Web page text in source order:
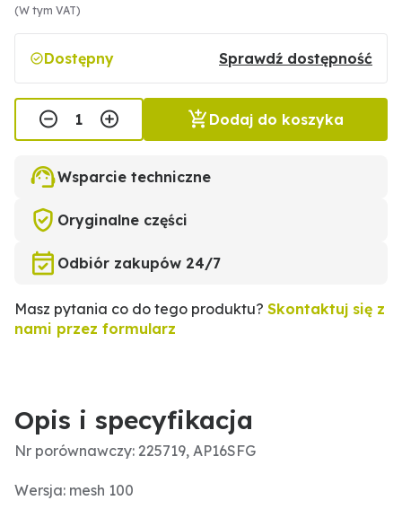
(W tym VAT)
Dostępny Sprawdź dostępność
Dodaj do koszyka
Wsparcie techniczne
Oryginalne części
Odbiór zakupów 24/7
Masz pytania co do tego produktu? Skontaktuj się z
nami przez formularz
Opis i specyfikacja
Nr porównawczy: 225719, AP16SFG
Wersja: mesh 100